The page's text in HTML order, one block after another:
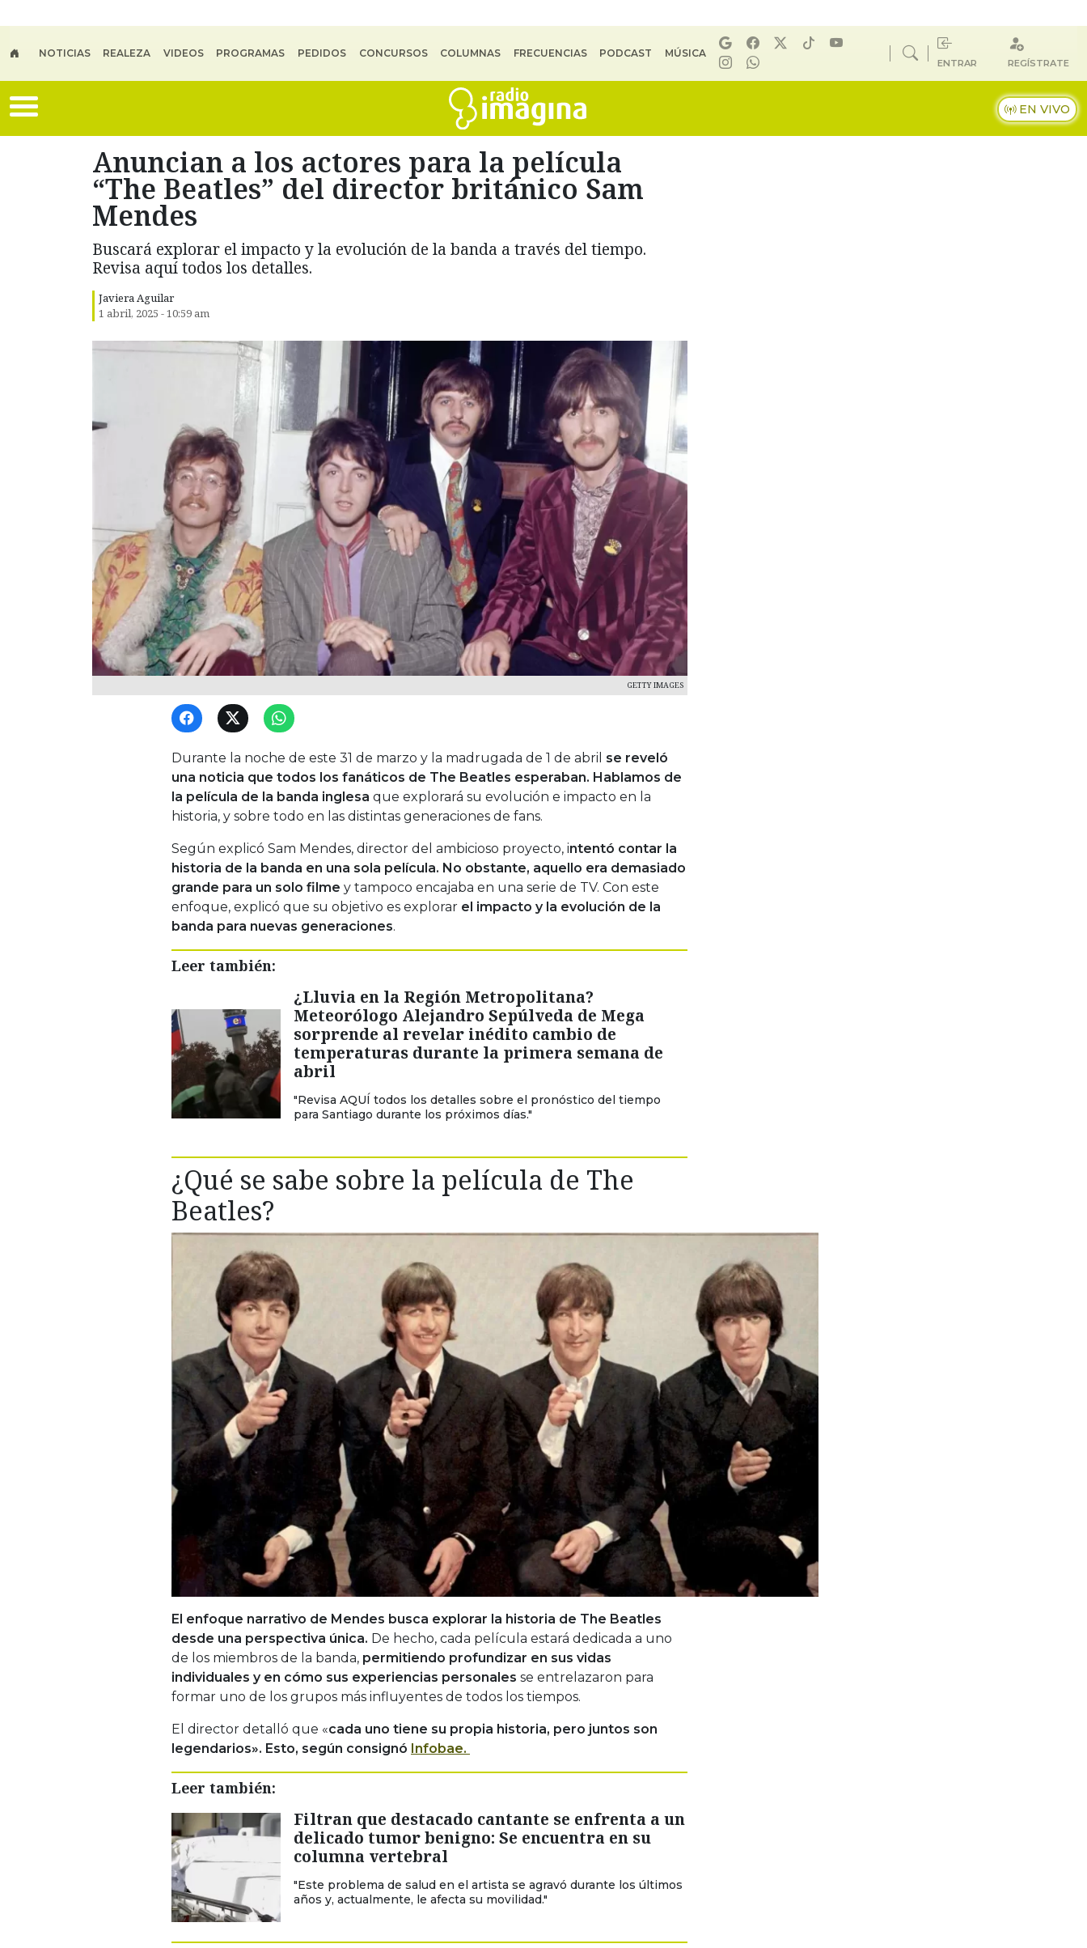
NOTICIAS REALEZA VIDEOS PROGRAMAS PEDIDOS CONCURSOS COLUMNAS FRECUENCIAS PODCAST MÚSICA
ENTRAR REGÍSTRATE
EN VIVO
Anuncian a los actores para la película
“The Beatles” del director británico Sam
Mendes
Buscará explorar el impacto y la evolución de la banda a través del tiempo.
Revisa aquí todos los detalles.
Javiera Aguilar
1 abril, 2025 - 10:59 am
GETTY IMAGES
Durante la noche de este 31 de marzo y la madrugada de 1 de abril se reveló
una noticia que todos los fanáticos de The Beatles esperaban. Hablamos de
la película de la banda inglesa que explorará su evolución e impacto en la
historia, y sobre todo en las distintas generaciones de fans.
Según explicó Sam Mendes, director del ambicioso proyecto, intentó contar la
historia de la banda en una sola película. No obstante, aquello era demasiado
grande para un solo filme y tampoco encajaba en una serie de TV. Con este
enfoque, explicó que su objetivo es explorar el impacto y la evolución de la
banda para nuevas generaciones.
Leer también:
¿Lluvia en la Región Metropolitana?
Meteorólogo Alejandro Sepúlveda de Mega
sorprende al revelar inédito cambio de
temperaturas durante la primera semana de
abril
"Revisa AQUÍ todos los detalles sobre el pronóstico del tiempo
para Santiago durante los próximos días."
¿Qué se sabe sobre la película de The
Beatles?
El enfoque narrativo de Mendes busca explorar la historia de The Beatles
desde una perspectiva única. De hecho, cada película estará dedicada a uno
de los miembros de la banda, permitiendo profundizar en sus vidas
individuales y en cómo sus experiencias personales se entrelazaron para
formar uno de los grupos más influyentes de todos los tiempos.
El director detalló que «cada uno tiene su propia historia, pero juntos son
legendarios». Esto, según consignó Infobae.
Leer también:
Filtran que destacado cantante se enfrenta a un
delicado tumor benigno: Se encuentra en su
columna vertebral
"Este problema de salud en el artista se agravó durante los últimos
años y, actualmente, le afecta su movilidad."